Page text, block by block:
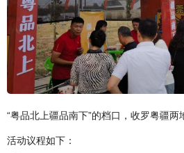
“粤品北上疆品南下”的档口，收罗粤疆两
活动议程如下：